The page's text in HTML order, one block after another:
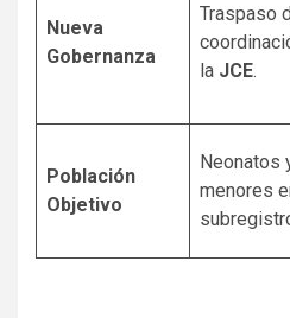
Nueva
Gobernanza
Traspaso
la JCE.
Población
Objetivo
Neonatos
menores